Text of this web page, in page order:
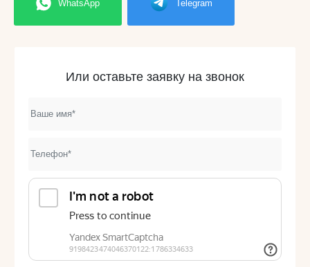
WhatsApp Telegram
Или оставьте заявку на звонок